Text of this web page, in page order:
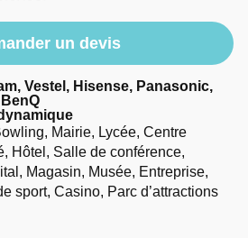
un devis
Vestel, Hisense, Panasonic,
Mairie, Lycée, Centre
Hôtel, Salle de conférence,
Magasin, Musée, Entreprise,
sport, Casino, Parc d’attractions